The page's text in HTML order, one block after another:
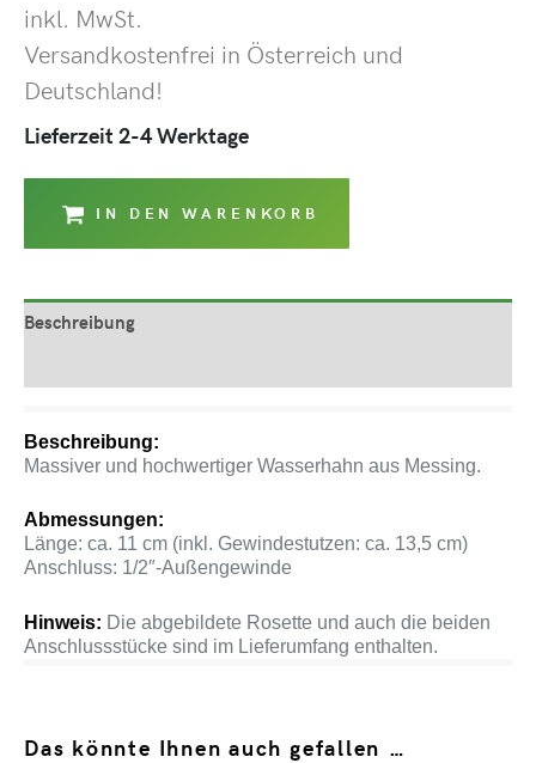
inkl. MwSt.
Versandkostenfrei in Österreich und
Deutschland!
Lieferzeit 2-4 Werktage
IN DEN WARENKORB
Beschreibung
Beschreibung:
Massiver und hochwertiger Wasserhahn aus Messing.
Abmessungen:
Länge: ca. 11 cm (inkl. Gewindestutzen: ca. 13,5 cm)
Anschluss: 1/2″-Außengewinde
Hinweis: Die abgebildete Rosette und auch die beiden
Anschlussstücke sind im Lieferumfang enthalten.
Das könnte Ihnen auch gefallen …